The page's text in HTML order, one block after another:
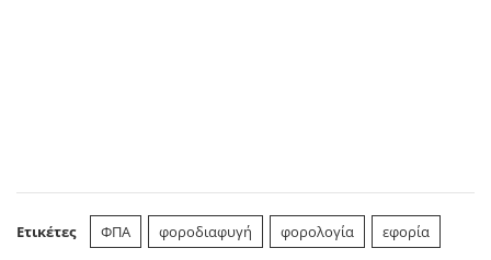
Ετικέτες ΦΠΑ φοροδιαφυγή φορολογία εφορία